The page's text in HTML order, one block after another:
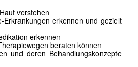
verstehen
Erkrankungen erkennen und gezielt
erkennen
beraten können
und deren Behandlungskonzepte